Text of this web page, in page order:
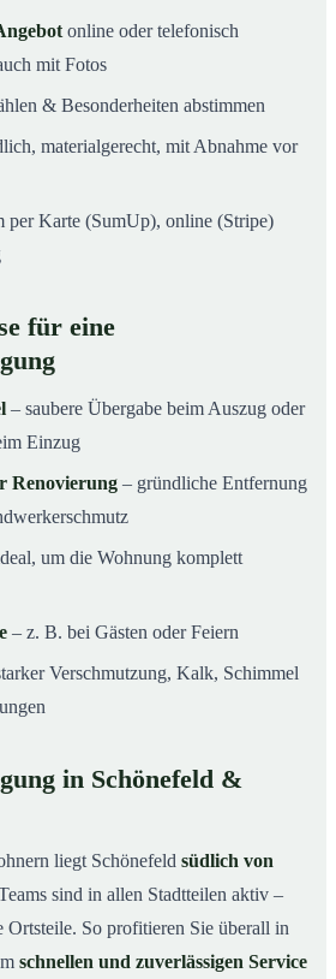
online oder telefonisch
mit Fotos
& Besonderheiten abstimmen
materialgerecht, mit Abnahme vor
per Karte (SumUp), online (Stripe)
für eine
– saubere Übergabe beim Auszug oder
Einzug
Renovierung – gründliche Entfernung
um die Wohnung komplett
– z. B. bei Gästen oder Feiern
Verschmutzung, Kalk, Schimmel
in Schönefeld &
liegt Schönefeld südlich von
sind in allen Stadtteilen aktiv –
So profitieren Sie überall in
schnellen und zuverlässigen Service